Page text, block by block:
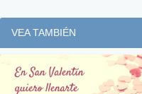
VEA TAMBIÉN